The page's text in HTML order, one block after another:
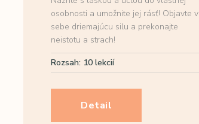
osobnosti a umožnite jej rásť! Objavte v
sebe driemajúcu silu a prekonajte
neistotu a strach!
Rozsah: 10 lekcií
Detail